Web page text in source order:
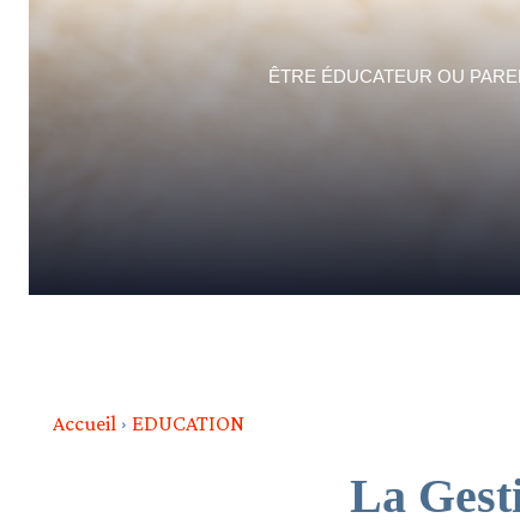
ÊTRE ÉDUCATEUR OU
Accueil EDUCATION
La